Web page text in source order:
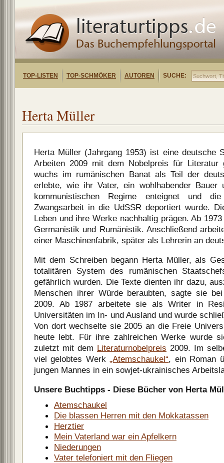
TOP-LISTEN TOP-SCHMÖKER AUTOREN SUCHE:
Herta Müller
Herta Müller (Jahrgang 1953) ist eine deutsche
Arbeiten 2009 mit dem Nobelpreis für Literatur
wuchs im rumänischen Banat als Teil der
erlebte, wie ihr Vater, ein wohlhabender Bauer
kommunistischen Regime enteignet und
Zwangsarbeit in die UdSSR deportiert wurde.
Leben und ihre Werke nachhaltig prägen. Ab
Germanistik und Rumänistik. Anschließend
einer Maschinenfabrik, später als Lehrerin an
Mit dem Schreiben begann Herta Müller, als
totalitären System des rumänischen
gefährlich wurden. Die Texte dienten ihr dazu,
Menschen ihrer Würde beraubten, sagte sie
2009. Ab 1987 arbeitete sie als Writer in
Universitäten im In- und Ausland und wurde
Von dort wechselte sie 2005 an die Freie
heute lebt. Für ihre zahlreichen Werke wurde
zuletzt mit dem Literaturnobelpreis 2009. Im
viel gelobtes Werk„Atemschaukel“, ein Roman
jungen Mannes in ein sowjet-ukrainisches
Unsere Buchtipps - Diese Bücher von Herta
Atemschaukel
Die blassen Herren mit den Mokkatassen
Herztier
Mein Vaterland war ein Apfelkern
Niederungen
Vater telefoniert mit den Fliegen